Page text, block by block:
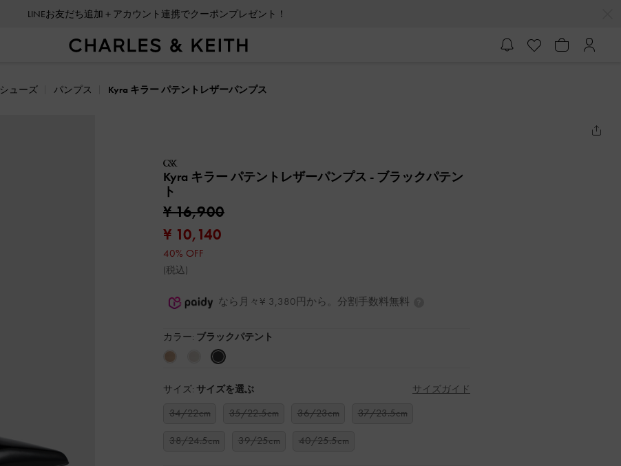
LINEお友だち追加＋アカウント連携でクーポンプレゼント！
シューズ パンプス Kyra キラー パテントレザーパンプス
Kyra キラー パテントレザーパンプス - ブラックパテン
ト
¥ 16,900
¥ 10,140
40% OFF
(税込)
なら月々¥ 3,380円から。分割手数料無料
カラー: ブラックパテント
サイズ: サイズを選ぶ サイズガイド
34/22cm 35/22.5cm 36/23cm
37/23.5cm
38/24.5cm
39/25cm 40/25.5cm